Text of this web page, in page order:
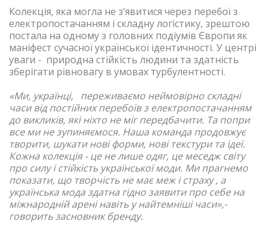
Колекція, яка могла не з’явитися через перебої з
електропостачанням і складну логістику, зрештою
постала на одному з головних подіумів Європи як
маніфест сучасної української ідентичності. У центрі
уваги - природна стійкість людини та здатність
зберігати рівновагу в умовах турбулентності.
«Ми, українці, переживаємо неймовірно складні
часи від постійних перебоїв з електропостачанням
до викликів, які ніхто не міг передбачити. Та попри
все ми не зупиняємося. Наша команда продовжує
творити, шукати нові форми, нові текстури та ідеї.
Кожна колекція - це не лише одяг, це меседж світу
про силу і стійкість української моди. Ми прагнемо
показати, що творчість не має меж і страху , а
українська мода здатна гідно заявити про себе на
міжнародній арені навіть у найтемніші часи»,-
говорить засновник бренду.